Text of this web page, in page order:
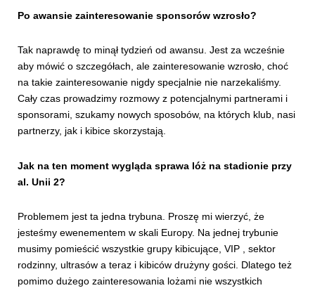
Po awansie zainteresowanie sponsorów wzrosło?
Tak naprawdę to minął tydzień od awansu. Jest za wcześnie
aby mówić o szczegółach, ale zainteresowanie wzrosło, choć
na takie zainteresowanie nigdy specjalnie nie narzekaliśmy.
Cały czas prowadzimy rozmowy z potencjalnymi partnerami i
sponsorami, szukamy nowych sposobów, na których klub, nasi
partnerzy, jak i kibice skorzystają.
Jak na ten moment wygląda sprawa lóż na stadionie przy
al. Unii 2?
Problemem jest ta jedna trybuna. Proszę mi wierzyć, że
jesteśmy ewenementem w skali Europy. Na jednej trybunie
musimy pomieścić wszystkie grupy kibicujące, VIP , sektor
rodzinny, ultrasów a teraz i kibiców drużyny gości. Dlatego też
pomimo dużego zainteresowania lożami nie wszystkich